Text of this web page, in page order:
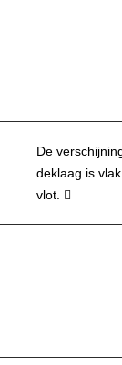
De
deklaag is
vlot. 